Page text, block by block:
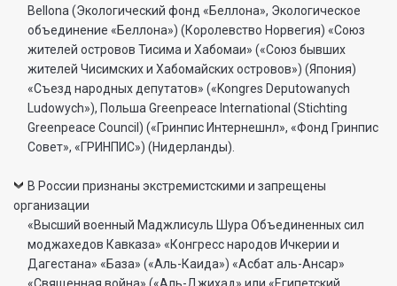
Bellona (Экологический фонд «Беллона», Экологическое
объединение «Беллона») (Королевство Норвегия) «Союз
жителей островов Тисима и Хабомаи» («Союз бывших
жителей Чисимских и Хабомайских островов») (Япония)
«Съезд народных депутатов» («Kongres Deputowanych
Ludowych»), Польша Greenpeace International (Stichting
Greenpeace Council) («Гринпис Интернешнл», «Фонд Гринпис
Совет», «ГРИНПИС») (Нидерланды).
В России признаны экстремистскими и запрещены
организации
«Высший военный Маджлисуль Шура Объединенных сил
моджахедов Кавказа» «Конгресс народов Ичкерии и
Дагестана» «База» («Аль-Каида») «Асбат аль-Ансар»